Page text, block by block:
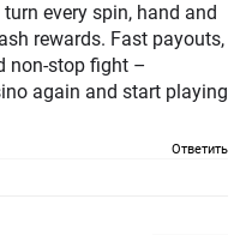
every spin, hand and
Fast payouts,
non-stop fight –
again and start playing
Ответить